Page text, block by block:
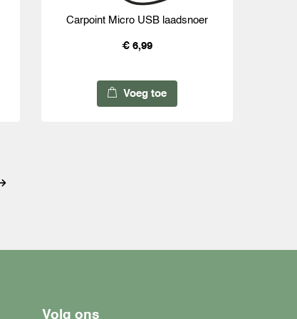
Carpoint Micro USB laadsnoer
€ 6,99
Voeg toe
Volg ons